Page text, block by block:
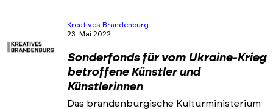
Kreatives Brandenburg
23. Mai 2022
Sonderfonds für vom Ukraine-Krieg
betroffene Künstler und
Künstlerinnen
Das brandenburgische Kulturministerium